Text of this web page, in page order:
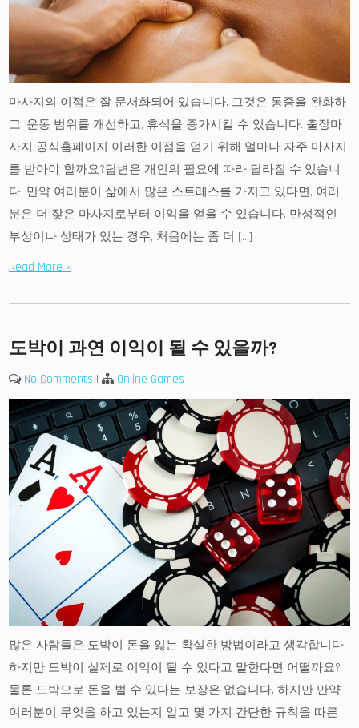
마사지의 이점은 잘 문서화되어 있습니다. 그것은 통증을 완화하
고, 운동 범위를 개선하고, 휴식을 증가시킬 수 있습니다. 출장마
사지 공식홈페이지 이러한 이점을 얻기 위해 얼마나 자주 마사지
를 받아야 할까요?답변은 개인의 필요에 따라 달라질 수 있습니
다. 만약 여러분이 삶에서 많은 스트레스를 가지고 있다면, 여러
분은 더 잦은 마사지로부터 이익을 얻을 수 있습니다. 만성적인
부상이나 상태가 있는 경우, 처음에는 좀 더 […]
Read More »
도박이 과연 이익이 될 수 있을까?
No Comments | Online Games
많은 사람들은 도박이 돈을 잃는 확실한 방법이라고 생각합니다.
하지만 도박이 실제로 이익이 될 수 있다고 말한다면 어떨까요?
물론 도박으로 돈을 벌 수 있다는 보장은 없습니다. 하지만 만약
여러분이 무엇을 하고 있는지 알고 몇 가지 간단한 규칙을 따른